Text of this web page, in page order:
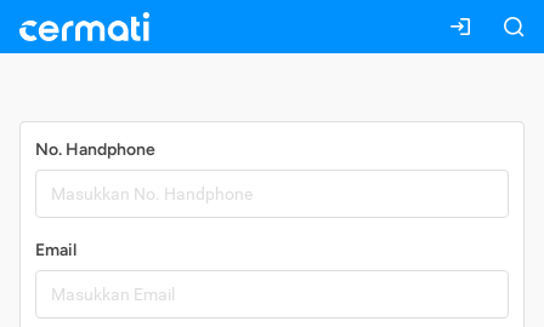
No. Handphone
Email